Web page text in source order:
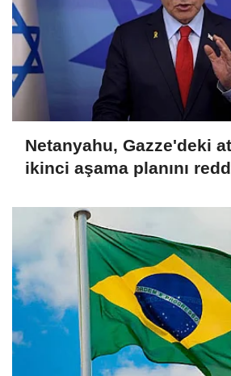
Netanyahu, Gazze'deki
ikinci aşama planını